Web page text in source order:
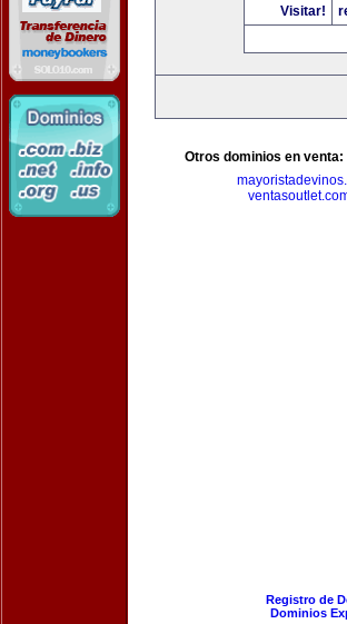
Visitar!
Otros dominios en venta:
Registro de
Dominios